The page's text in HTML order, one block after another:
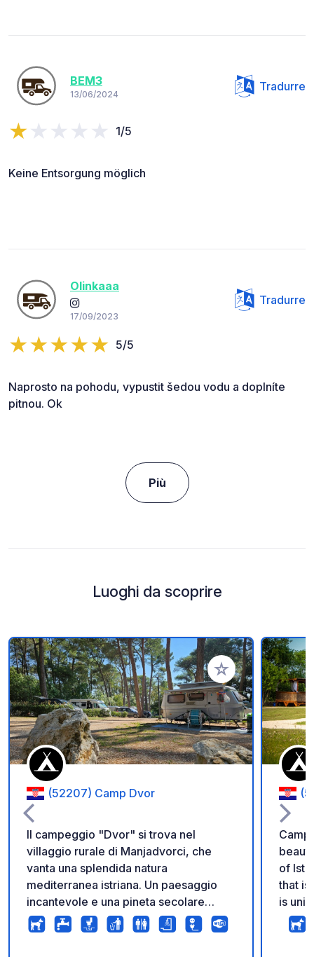
BEM3
13/06/2024
Tradurre
1/5
Keine Entsorgung möglich
Olinkaaa
17/09/2023
Tradurre
5/5
Naprosto na pohodu, vypustit šedou vodu a doplníte
pitnou. Ok
Più
Luoghi da scoprire
Aggiungi ai tuoi
(52207) Camp Dvor
Il campeggio "Dvor" si trova nel
villaggio rurale di Manjadvorci, che
vanta una splendida natura
mediterranea istriana. Un paesaggio
incantevole e una pineta secolare
circondano il campeggio. All'interno
del campeggio troverete una piscina
Camp
of
that is
is